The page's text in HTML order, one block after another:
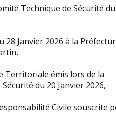
Technique de Sécurité du
Janvier 2026 à la
émis lors de la
du 20 Janvier 2026,
Civile souscrite